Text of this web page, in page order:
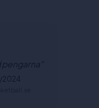
pengarna"
2024